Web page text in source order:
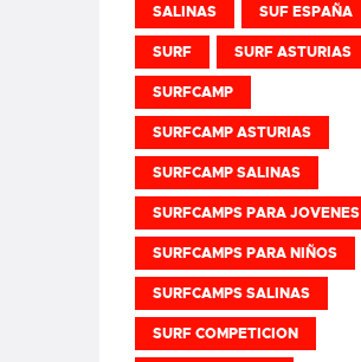
SALINAS SUF ESPAÑA
SURF SURF ASTURIAS
SURFCAMP
SURFCAMP ASTURIAS
SURFCAMP SALINAS
SURFCAMPS PARA JOVENES
SURFCAMPS PARA NIÑOS
SURFCAMPS SALINAS
SURF COMPETICION